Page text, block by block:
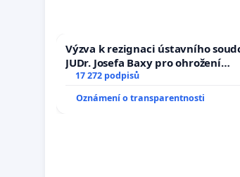
Výzva k rezignaci ústavního
JUDr. Josefa Baxy pro ohrožení
důvěry ve spravedlivý proces
17 272 podpisů
Oznámení o transparentnosti